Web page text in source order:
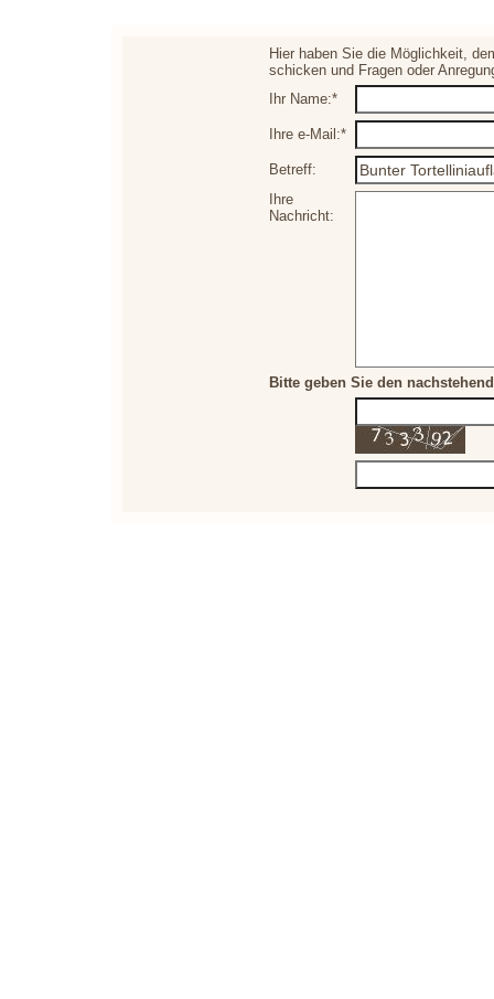
Hier haben Sie die Möglichkeit,
schicken und Fragen oder
Ihr Name:*
Ihre e-Mail:*
Betreff:
Ihre
Nachricht:
Bitte geben Sie den